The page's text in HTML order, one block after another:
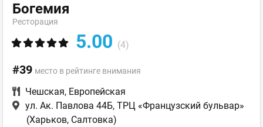
Богемия
Ресторация
5.00 (4)
#39 место в рейтинге внимания
Чешская, Европейская
ул. Ак. Павлова 44Б, ТРЦ «Французский бульвар»
(Харьков, Салтовка)